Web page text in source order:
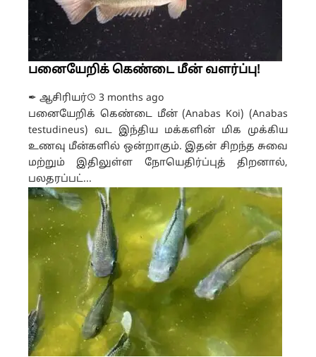
பனையேறிக் கெண்டை மீன் வளர்ப்பு!
✒ ஆசிரியர்
3 months ago
பனையேறிக் கெண்டை மீன் (Anabas Koi) (Anabas
testudineus) வட இந்திய மக்களின் மிக முக்கிய
உணவு மீன்களில் ஒன்றாகும். இதன் சிறந்த சுவை
மற்றும் இதிலுள்ள நோயெதிர்ப்புத் திறனால்,
பலதரப்பட்...